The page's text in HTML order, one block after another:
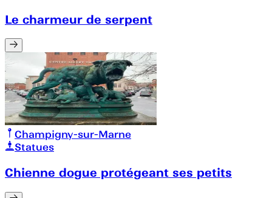
Le charmeur de serpent
Champigny-sur-Marne
Statues
Chienne dogue protégeant ses petits